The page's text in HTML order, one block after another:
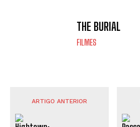
THE BURIAL
FILMES
ARTIGO ANTERIOR